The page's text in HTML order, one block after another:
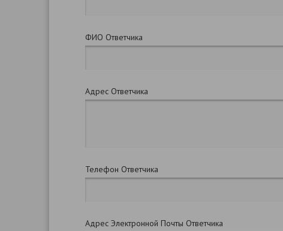
ФИО Ответчика
Адрес Ответчика
Телефон Ответчика
Адрес Электронной Почты Ответчика